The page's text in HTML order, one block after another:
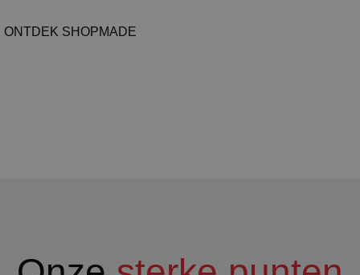
ONTDEK SHOPMADE